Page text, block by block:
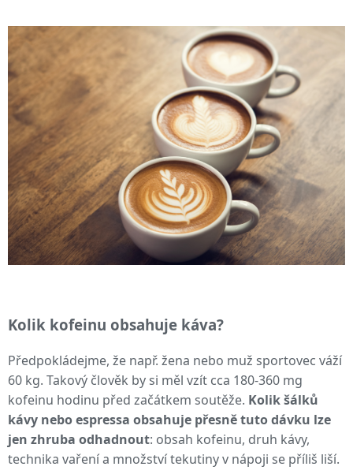
Kolik kofeinu obsahuje káva?
Předpokládejme, že např. žena nebo muž sportovec váží
60 kg. Takový člověk by si měl vzít cca 180-360 mg
kofeinu hodinu před začátkem soutěže. Kolik šálků
kávy nebo espressa obsahuje přesně tuto dávku lze
jen zhruba odhadnout: obsah kofeinu, druh kávy,
technika vaření a množství tekutiny v nápoji se příliš liší.